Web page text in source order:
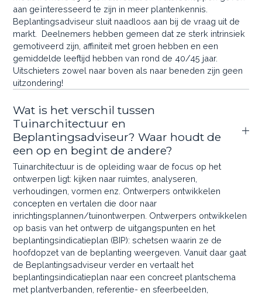
aan geïnteresseerd te zijn in meer plantenkennis.
Beplantingsadviseur sluit naadloos aan bij de vraag uit de
markt. Deelnemers hebben gemeen dat ze sterk intrinsiek
gemotiveerd zijn, affiniteit met groen hebben en een
gemiddelde leeftijd hebben van rond de 40/45 jaar.
Uitschieters zowel naar boven als naar beneden zijn geen
uitzondering!
Wat is het verschil tussen
Tuinarchitectuur en
Beplantingsadviseur? Waar houdt de
een op en begint de andere?
Tuinarchitectuur is de opleiding waar de focus op het
ontwerpen ligt: kijken naar ruimtes, analyseren,
verhoudingen, vormen enz. Ontwerpers ontwikkelen
concepten en vertalen die door naar
inrichtingsplannen/tuinontwerpen. Ontwerpers ontwikkelen
op basis van het ontwerp de uitgangspunten en het
beplantingsindicatieplan (BIP): schetsen waarin ze de
hoofdopzet van de beplanting weergeven. Vanuit daar gaat
de Beplantingsadviseur verder en vertaalt het
beplantingsindicatieplan naar een concreet plantschema
met plantverbanden, referentie- en sfeerbeelden,